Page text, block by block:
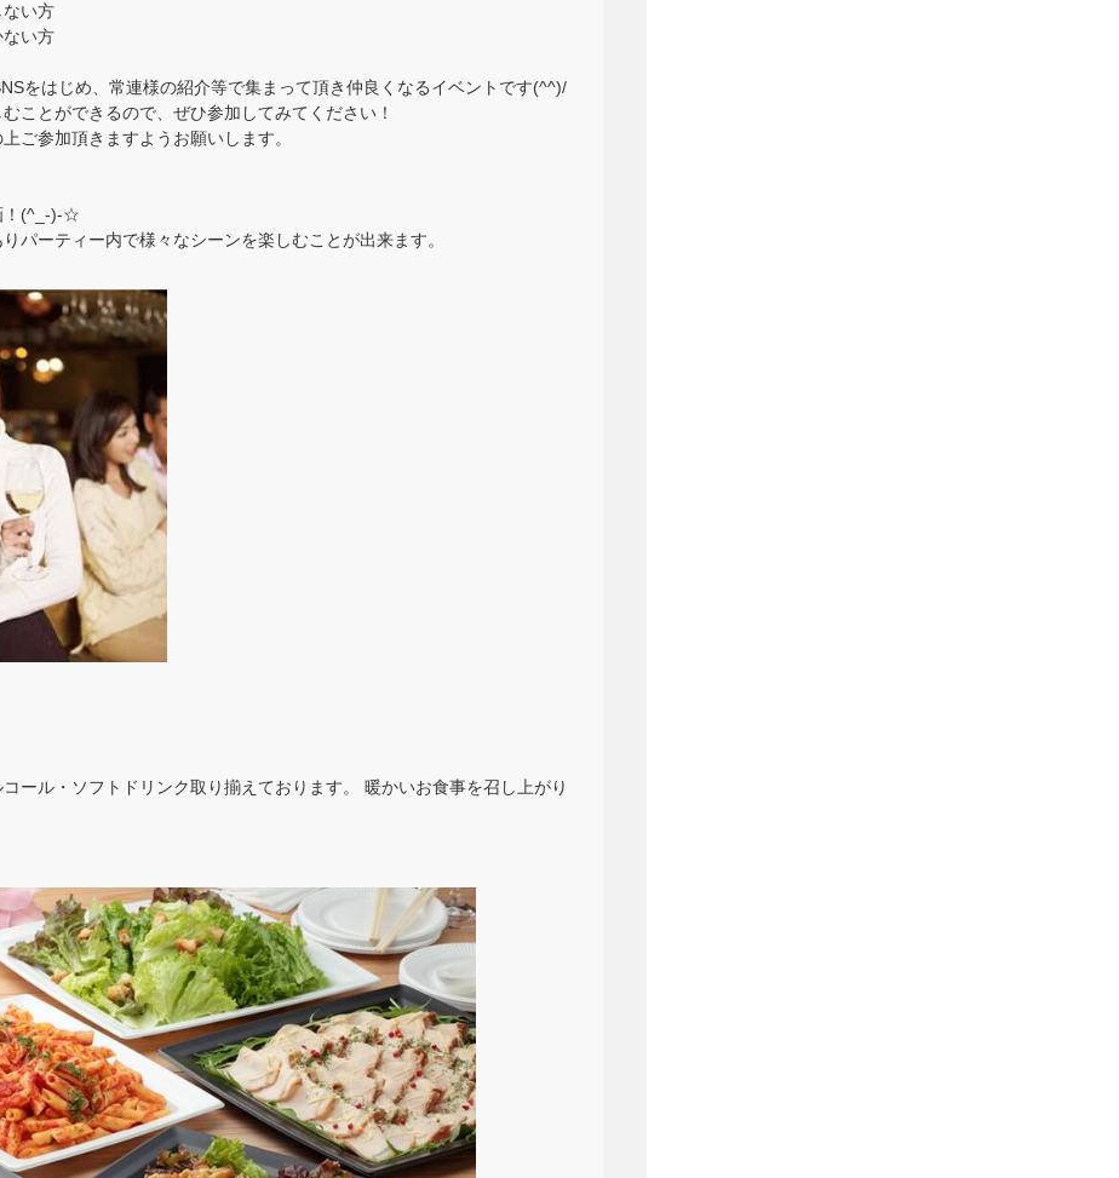
ない方
ない方
をはじめ、常連様の紹介等で集まって頂き仲良くなるイベントです(^^)/
ことができるので、ぜひ参加してみてください！
ご参加頂きますようお願いします。
！(^_-)-☆
パーティー内で様々なシーンを楽しむことが出来ます。
ール・ソフトドリンク取り揃えております。 暖かいお食事を召し上がり